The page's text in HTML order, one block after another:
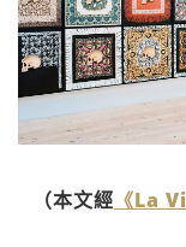
（本文經 《La